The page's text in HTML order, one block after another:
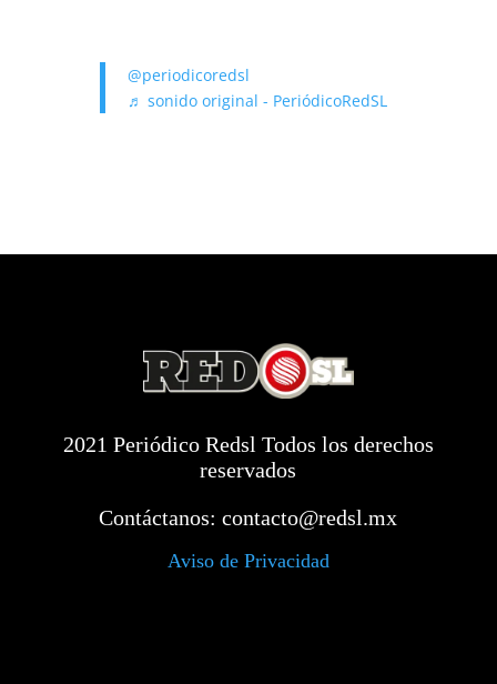
@periodicoredsl
♬ sonido original - PeriódicoRedSL
2021 Periódico Redsl Todos los derechos
reservados
Contáctanos:contacto@redsl.mx
Aviso de Privacidad